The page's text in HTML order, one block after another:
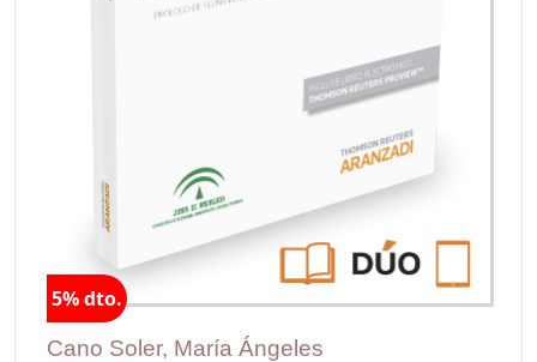
5% dto.
Cano Soler, María Ángeles